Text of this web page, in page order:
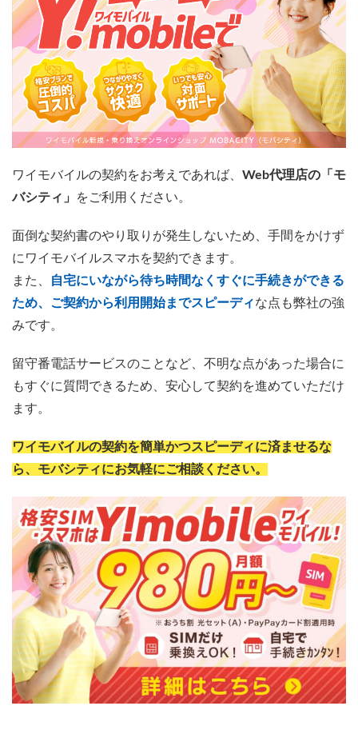
ワイモバイルの契約をお考えであれば、 Web代理店の「モ
バシティ」
をご利用ください。
面倒な契約書のやり取りが発生しないため、手間をかけず
にワイモバイルスマホを契約できます。
また、
自宅にいながら待ち時間なくすぐに手続きができる
ため、ご契約から利用開始までスピーディな点も弊社の強
みです。
留守番電話サービスのことなど、不明な点があった場合に
もすぐに質問できるため、安心して契約を進めていただけ
ます。
ワイモバイルの契約を簡単かつスピーディに済ませるな
ら、モバシティにお気軽にご相談ください。